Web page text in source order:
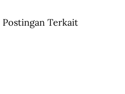
Postingan Terkait